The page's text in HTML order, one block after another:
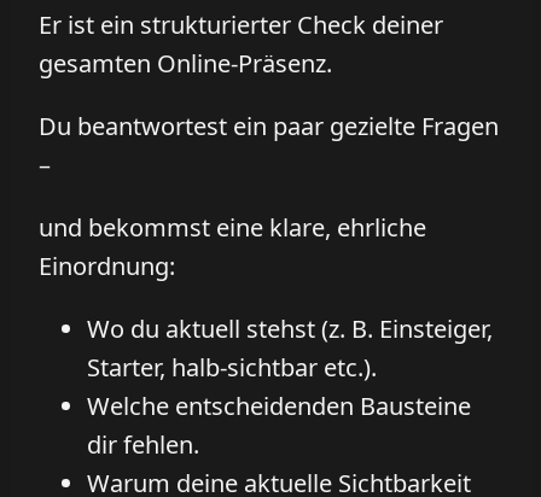
Er ist ein strukturierter Check deiner
gesamten Online-Präsenz.
Du beantwortest ein paar gezielte Fragen
–
und bekommst eine klare, ehrliche
Einordnung:
Wo du aktuell stehst (z. B. Einsteiger,
Starter, halb-sichtbar etc.).
Welche entscheidenden Bausteine
dir fehlen.
Warum deine aktuelle Sichtbarkeit